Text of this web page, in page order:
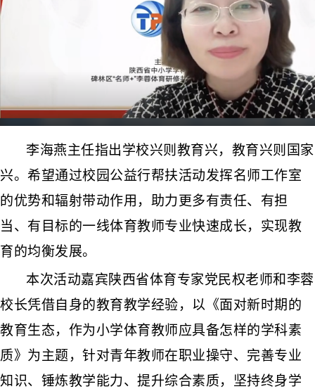
李海燕主任指出学校兴则教育兴，教育兴则国家
兴。希望通过校园公益行帮扶活动发挥名师工作室
的优势和辐射带动作用，助力更多有责任、有担
当、有目标的一线体育教师专业快速成长，实现教
育的均衡发展。
本次活动嘉宾陕西省体育专家党民权老师和李蓉
校长凭借自身的教育教学经验， 以 《面对新时期的
教育生态，作为小学体育教师应具备怎样的学科素
质》为主题， 针对青年教师在职业操守、完善专业
知识、锤炼教学能力、提升综合素质，坚持终身学